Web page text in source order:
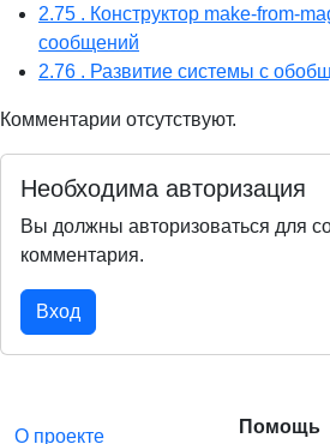
2.75 . Конструктор make-from-
сообщений
2.76 . Развитие системы с
Комментарии отсутствуют.
Необходима авторизация
Вы должны авторизоваться для
комментария.
Вход
О проекте Помощь